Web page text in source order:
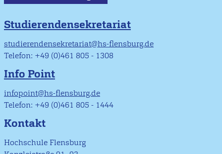
Studierendensekretariat
studierendensekretariat@hs-flensburg.de
Telefon: +49 (0)461 805 - 1308
Info Point
infopoint@hs-flensburg.de
Telefon: +49 (0)461 805 - 1444
Kontakt
Hochschule Flensburg